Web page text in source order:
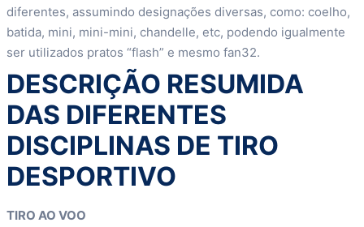
diferentes, assumindo designações diversas, como: coelho,
batida, mini, mini-mini, chandelle, etc, podendo igualmente
ser utilizados pratos “flash” e mesmo fan32.
DESCRIÇÃO RESUMIDA
DAS DIFERENTES
DISCIPLINAS DE TIRO
DESPORTIVO
TIRO AO VOO